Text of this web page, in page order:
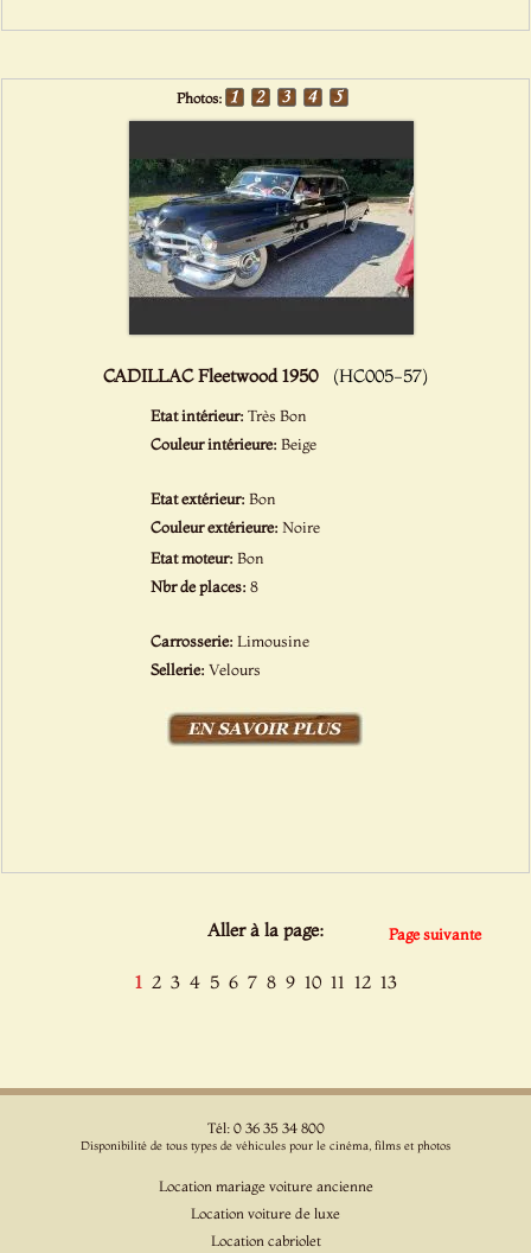
Photos:
CADILLAC Fleetwood 1950 (HC005-57)
Etat intérieur:Très Bon
Couleur intérieure:Beige
Etat extérieur:Bon
Couleur extérieure:Noire
Etat moteur:Bon
Nbr de places:8
Carrosserie:Limousine
Sellerie:Velours
Aller à la page: Page suivante
1 2 3 4 5 6 7 8 9 10 11 12 13
Tél: 0 36 35 34 800
Disponibilité de tous types de véhicules pour le cinéma, films et photos
Location mariage voiture ancienne
Location voiture de luxe
Location cabriolet